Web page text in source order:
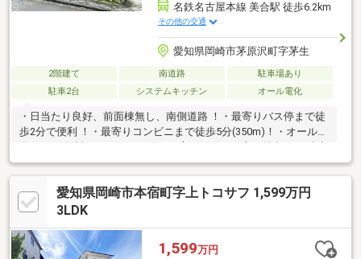
名鉄名古屋本線 美合駅 徒歩6.2km
その他の交通
愛知県岡崎市茅原沢町字茅生
2階建て 南道路
駐車場あり
駐車2台
システムキッチン オール電化
・日当たり良好、前面棟無し、南側道路 ！・最寄りバス停まで徒
歩2分で便利 ！・最寄りコンビニまで徒歩5分(350m)！・オール電
ツーユーホーム施工で安心！
愛知県岡崎市本宿町字上トコサフ 1,599万円
3LDK
1,599万円